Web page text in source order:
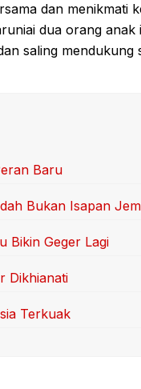
dan menikmati
dua orang
saling mendukung
Baru
Bukan Isapan
Bikin Geger Lagi
Dikhianati
Terkuak